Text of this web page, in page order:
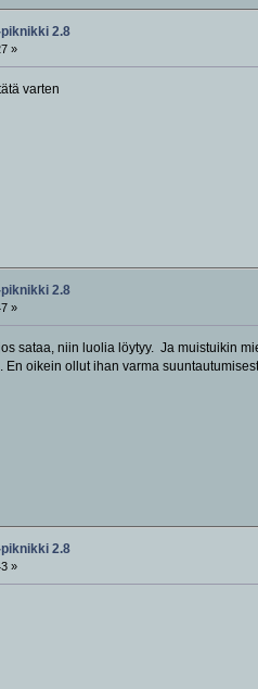
2.8
»
varten
2.8
»
sataa, niin luolia löytyy. Ja muistuikin
oikein ollut ihan varma
2.8
»